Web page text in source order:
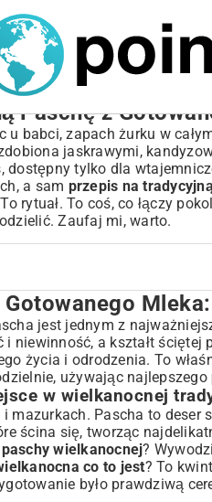
Paschę z
babci, zapach żurku w
jaskrawymi,
tylko dla
a sam przepis na
rytuał. To coś, co łączy
Zaufaj mi, warto.
Mleka: Wielkanocny Smak
tradycji?
jest tak wyjątkowa?
Będzie Potrzebne?
Idealną Paschę?
z mleka
jest jednym z
i niewinność, a kształt
życia i odrodzenia. To
używając najlepszego
w wielkanocnej
Pascha to deser
ścina się, tworząc
wielkanocnej?
co to jest? To
było prawdziwą